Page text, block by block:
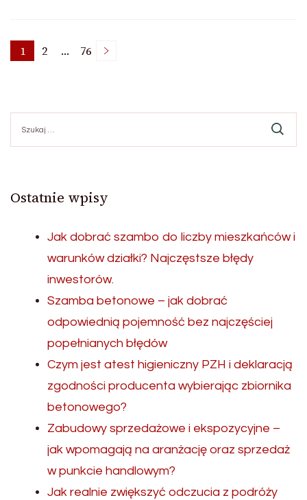
Stronicowanie
wpisów
Strona
1 Strona
2 … Strona
76
Ostatnie wpisy
Jak dobrać szambo do liczby mieszkańców i
warunków działki? Najczęstsze błędy
inwestorów.
Szamba betonowe – jak dobrać
odpowiednią pojemność bez najczęściej
popełnianych błędów
Czym jest atest higieniczny PZH i deklaracją
zgodności producenta wybierając zbiornika
betonowego?
Zabudowy sprzedażowe i ekspozycyjne –
jak wpomagają na aranżację oraz sprzedaż
w punkcie handlowym?
Jak realnie zwiększyć odczucia z podróży